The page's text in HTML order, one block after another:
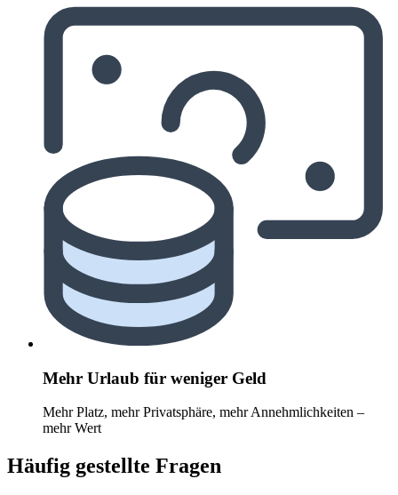
Mehr Urlaub für weniger Geld
Mehr Platz, mehr Privatsphäre, mehr Annehmlichkeiten –
mehr Wert
Häufig gestellte Fragen